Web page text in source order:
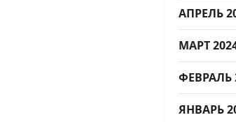
АПРЕЛЬ
МАРТ
ФЕВРАЛЬ
ЯНВАРЬ